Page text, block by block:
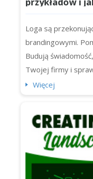
własne dla
Loga są
brandingowymi.
Budują
Twojej firmy i
zapadająca w
rozpoznawalnych
świecie (w tym
Czym jest lo...
Więcej